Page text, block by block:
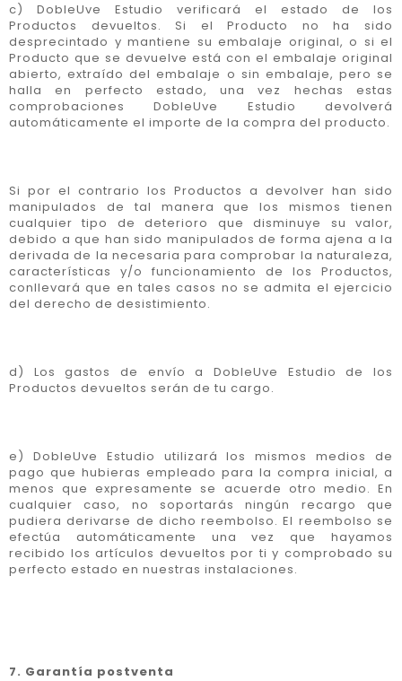
c) DobleUve Estudio verificará el estado de los
Productos devueltos. Si el Producto no ha sido
desprecintado y mantiene su embalaje original, o si el
Producto que se devuelve está con el embalaje original
abierto, extraído del embalaje o sin embalaje, pero se
halla en perfecto estado, una vez hechas estas
comprobaciones DobleUve Estudio devolverá
automáticamente el importe de la compra del producto.
Si por el contrario los Productos a devolver han sido
manipulados de tal manera que los mismos tienen
cualquier tipo de deterioro que disminuye su valor,
debido a que han sido manipulados de forma ajena a la
derivada de la necesaria para comprobar la naturaleza,
características y/o funcionamiento de los Productos,
conllevará que en tales casos no se admita el ejercicio
del derecho de desistimiento.
d) Los gastos de envío a DobleUve Estudio de los
Productos devueltos serán de tu cargo.
e) DobleUve Estudio utilizará los mismos medios de
pago que hubieras empleado para la compra inicial, a
menos que expresamente se acuerde otro medio. En
cualquier caso, no soportarás ningún recargo que
pudiera derivarse de dicho reembolso. El reembolso se
efectúa automáticamente una vez que hayamos
recibido los artículos devueltos por ti y comprobado su
perfecto estado en nuestras instalaciones.
7. Garantía postventa